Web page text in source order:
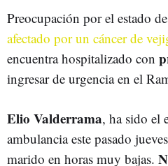
Preocupación por el estado
afectado por un cáncer de
encuentra hospitalizado con
ingresar de urgencia en el
Elio Valderrama, ha sido el
ambulancia este pasado
marido en horas muy bajas.